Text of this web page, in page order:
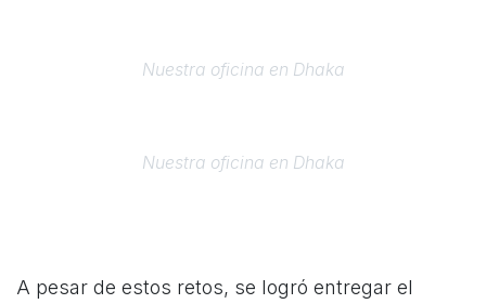
Nuestra oficina en Dhaka
Nuestra oficina en Dhaka
A pesar de estos retos, se logró entregar el